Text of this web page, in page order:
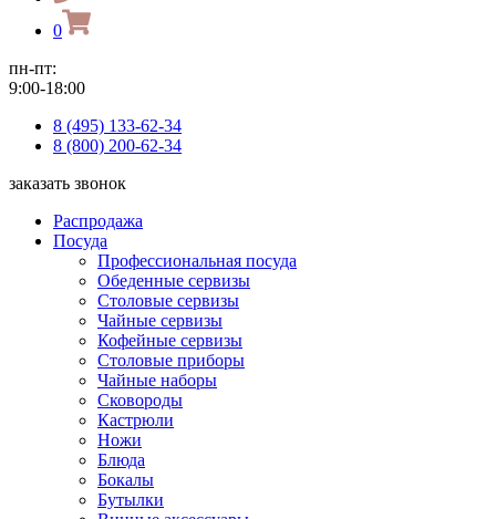
0
пн-пт:
9:00-18:00
8 (495) 133-62-34
8 (800) 200-62-34
заказать звонок
Распродажа
Посуда
Профессиональная посуда
Обеденные сервизы
Столовые сервизы
Чайные сервизы
Кофейные сервизы
Столовые приборы
Чайные наборы
Сковороды
Кастрюли
Ножи
Блюда
Бокалы
Бутылки